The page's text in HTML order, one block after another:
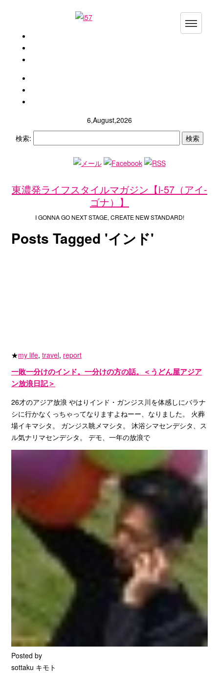
i-57ライターズ
6,August,2026
検索:
東濃発ライフスタイルマガジン【i-57（アイ-
ゴナ）】
I GONNA GO NEXT STAGE, CREATE NEW STANDARD!
Posts Tagged 'インド'
★my life, travel, report
一敗一分けのインド。一分けの方の話。＜うどん屋アジア
ン放浪日記＞
26才のアジア放浪 やはりインド・ガンジス川を体感しにバラナ
シに行かなくっちゃってなりますよねーー、なりました。 火葬
場イキマシタ。 ガンジス眺メマシタ。 沐浴シマセンデシタ、ス
ル気ナリマセンデシタ。 デモ、一年の放浪で
Posted by
sottaku キモト